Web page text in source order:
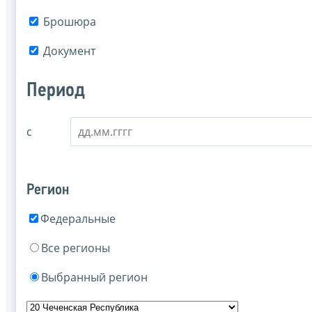
Брошюра
Документ
Период
с
Регион
Федеральные
Все регионы
Выбранный регион